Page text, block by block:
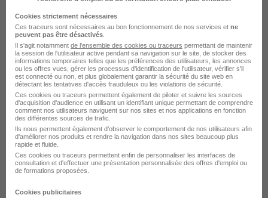
Emploi Immobilier à Roanne
Emploi à Roanne
Entreprises qui recrutent à Roanne
Agent Commercial en Immobilier H/F
Optimhome
Roanne - 42
Cette offre n’est plus disponible depuis le 19/05/26
Cookies strictement nécessaires
Ces traceurs sont nécessaires au bon fonctionnement de nos services et ne
peuvent pas être désactivés
Il s'agit notamment de l'ensemble des cookies ou traceurs permettant de maintenir
la session de l'utilisateur active pendant sa navigation sur le site, de stocker des
informations temporaires telles que les préférences des utilisateurs, les annonces
ou les offres vues, gérer les processus d'identification de l'utilisateur, vérifier s'il
est connecté ou non, et plus globalement garantir la sécurité du site web en
détectant les tentatives d'accès frauduleux ou les violations de sécurité.
Ces cookies ou traceurs permettent également de piloter et suivre les sources
d'acquisition d'audience en utilisant un identifiant unique permettant de comprendre
comment nos utilisateurs naviguent sur nos sites et nos applications en fonction
des différentes sources de trafic.
Ils nous permettent également d’observer le comportement de nos utilisateurs afin
d'améliorer nos produits et rendre la navigation dans nos sites beaucoup plus
rapide et fluide.
Ces cookies ou traceurs permettent enfin de personnaliser les interfaces de
consultation et d'effectuer une présentation personnalisée des offres d'emploi ou
de formations proposées.
Cookies publicitaires